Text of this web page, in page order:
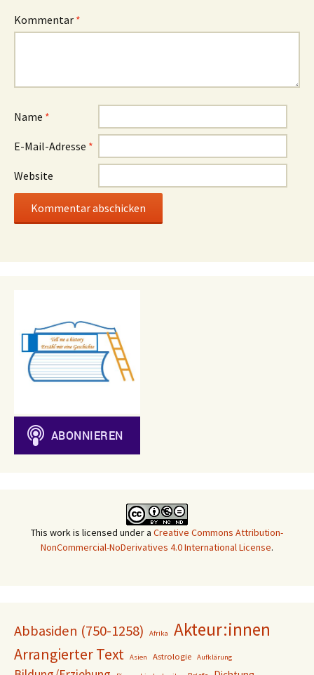
Kommentar *
Name *
E-Mail-Adresse *
Website
This work is licensed under a Creative Commons Attribution-
NonCommercial-NoDerivatives 4.0 International License.
Abbasiden (750-1258) Afrika Akteur:innen
Arrangierter Text Asien Astrologie Aufklärung